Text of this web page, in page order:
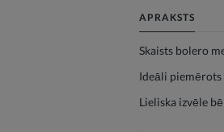
APRAKSTS
Skaists bolero
Ideāli piemērots
Lieliska izvēle